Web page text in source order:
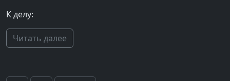
К делу:
Читать далее